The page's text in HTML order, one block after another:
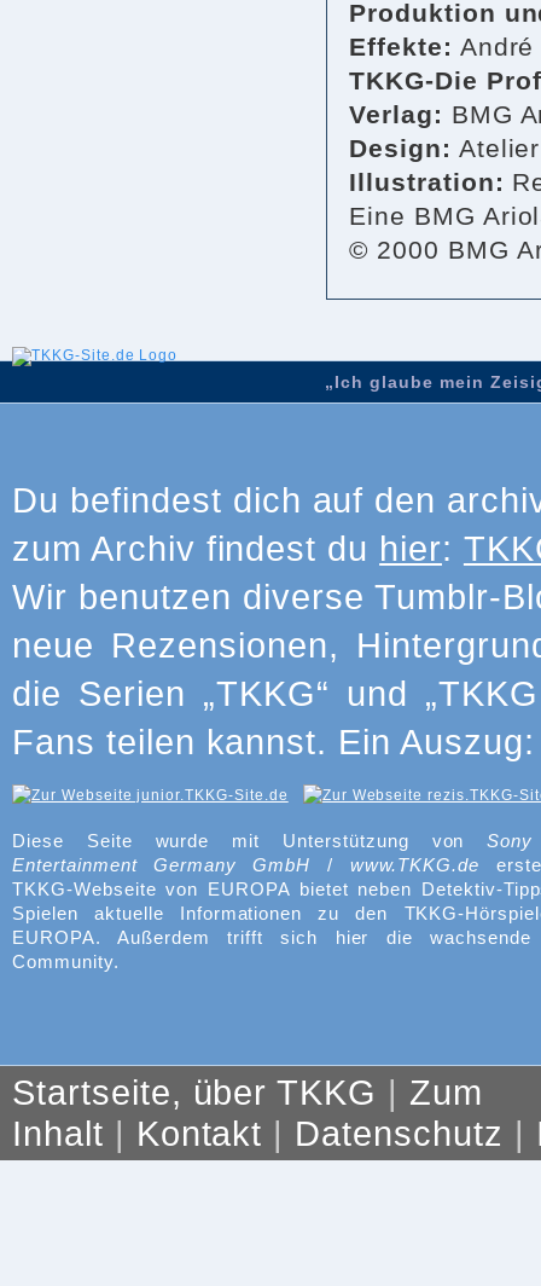
Produktion
Effekte:
TKKG-Die
Verlag: BMG
Design:
Illustration:
Eine BMG
© 2000 BMG
„Ich glaube mein
Du befindest dich auf den
zum Archiv findest du hier:
Wir benutzen diverse Tumblr-
neue Rezensionen,
die Serien „TKKG“ und
Fans teilen kannst. Ein Auszug:
Diese Seite wurde mit Unterstützung von
Entertainment Germany GmbH / www.TKKG.de
TKKG-Webseite von EUROPA bietet neben Detektiv-
Spielen aktuelle Informationen zu den TKKG-
EUROPA. Außerdem trifft sich hier die wachsende
Community.
Startseite, über TKKG | Zum
Inhalt | Kontakt | Datenschutz |